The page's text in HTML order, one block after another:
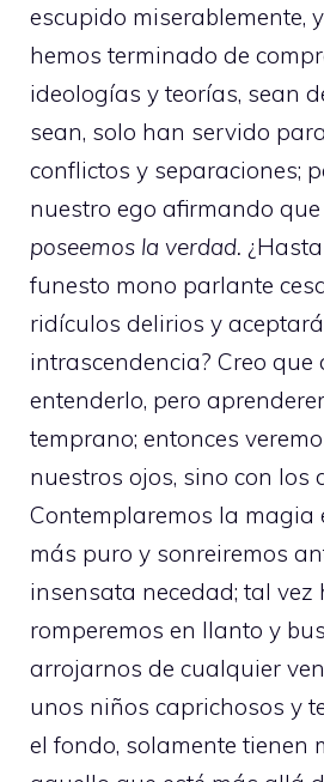
escupido miserablemente,
hemos terminado de
ideologías y teorías, sean
sean, solo han servido
conflictos y separaciones;
nuestro ego afirmando que
poseemos la verdad.
funesto mono parlante
ridículos delirios y
intrascendencia? Creo
entenderlo, pero
temprano; entonces
nuestros ojos, sino con los
Contemplaremos la magia
más puro y sonreiremos
insensata necedad; tal vez
romperemos en llanto y
arrojarnos de cualquier
unos niños caprichosos y
el fondo, solamente tienen